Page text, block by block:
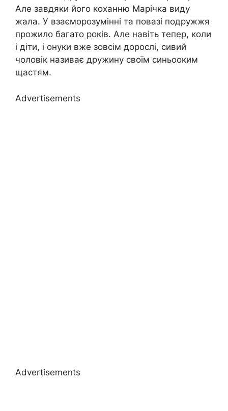
Але завдяки його коханню Марічка виду
жала. У взаєморозумінні та повазі подружжя
прожило багато років. Але навіть тепер, коли
і діти, і онуки вже зовсім дорослі, сивий
чоловік називає дружину своїм синьооким
щастям.
Advertisements
Advertisements